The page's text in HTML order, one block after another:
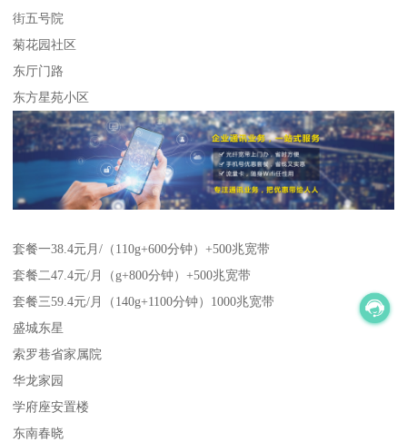
街五号院
菊花园社区
东厅门路
东方星苑小区
套餐一38.4元月/（110g+600分钟）+500兆宽带
套餐二47.4元/月（g+800分钟）+500兆宽带
套餐三59.4元/月（140g+1100分钟）1000兆宽带
盛城东星
索罗巷省家属院
华龙家园
学府座安置楼
东南春晓